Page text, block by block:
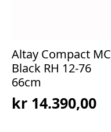
Altay Compact MC
Black RH 12-76
66cm
kr 14.390,00